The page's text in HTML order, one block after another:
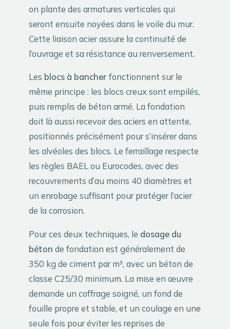
on plante des armatures verticales qui
seront ensuite noyées dans le voile du mur.
Cette liaison acier assure la continuité de
l’ouvrage et sa résistance au renversement.
Les blocs à bancher fonctionnent sur le
même principe : les blocs creux sont empilés,
puis remplis de béton armé. La fondation
doit là aussi recevoir des aciers en attente,
positionnés précisément pour s’insérer dans
les alvéoles des blocs. Le ferraillage respecte
les règles BAEL ou Eurocodes, avec des
recouvrements d’au moins 40 diamètres et
un enrobage suffisant pour protéger l’acier
de la corrosion.
Pour ces deux techniques, le dosage du
béton de fondation est généralement de
350 kg de ciment par m³, avec un béton de
classe C25/30 minimum. La mise en œuvre
demande un coffrage soigné, un fond de
fouille propre et stable, et un coulage en une
seule fois pour éviter les reprises de